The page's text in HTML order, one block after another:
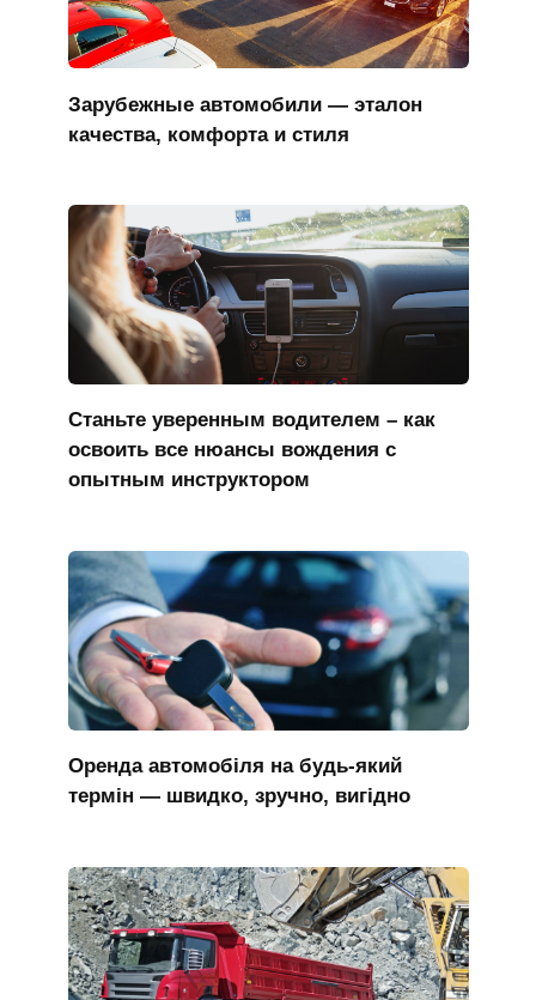
Зарубежные автомобили — эталон
качества, комфорта и стиля
Станьте уверенным водителем – как
освоить все нюансы вождения с
опытным инструктором
Оренда автомобіля на будь-який
термін — швидко, зручно, вигідно